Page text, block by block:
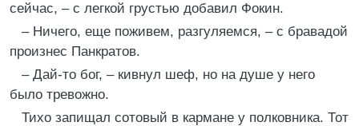
сейчас, – с легкой грустью добавил Фокин.
– Ничего, еще поживем, разгуляемся, – с бравадой
произнес Панкратов.
– Дай-то бог, – кивнул шеф, но на душе у него
было тревожно.
Тихо запищал сотовый в кармане у полковника. Тот